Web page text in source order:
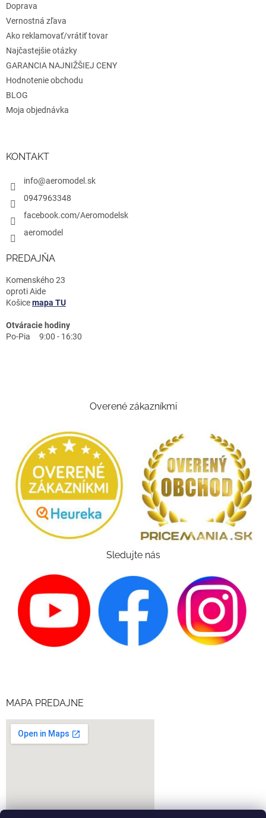
Doprava
Vernostná zľava
Ako reklamovať/vrátiť tovar
Najčastejšie otázky
GARANCIA NAJNIŽŠIEJ CENY
Hodnotenie obchodu
BLOG
Moja objednávka
KONTAKT
info@aeromodel.sk
0947963348
facebook.com/Aeromodelsk
aeromodel
PREDAJŇA
Komenského 23
oproti Aide
Košicemapa TU
Otváracie hodiny
Po-Pia 9:00 - 16:30
Overené zákazníkmi
Sledujte nás
MAPA PREDAJNE